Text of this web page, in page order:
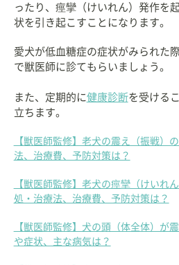
ったり、痙攣（けいれん）発作を
状を引き起こすことになります。
愛犬が低血糖症の症状がみられた
で獣医師に診てもらいましょう。
また、定期的に健康診断を受ける
立ちます。
【獣医師監修】老犬の震え（振戦）
法、治療費、予防対策は？
【獣医師監修】老犬の痙攣（けいれ
処・治療法、治療費、予防対策は？
【獣医師監修】犬の頭（体全体）が
や症状、主な病気は？